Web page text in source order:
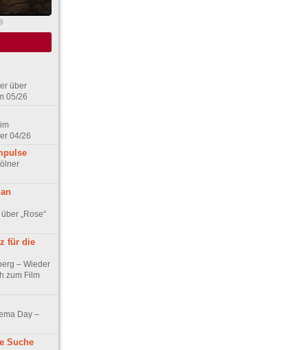
über
05/26
04/26
„Rose“
für die
– Wieder
zum Film
Day –
Suche